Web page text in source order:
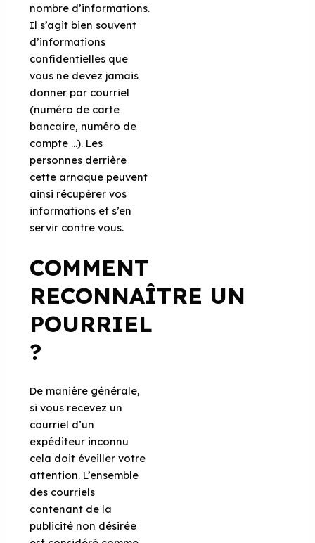
nombre d’informations.
Il s’agit bien souvent
d’informations
confidentielles que
vous ne devez jamais
donner par courriel
(numéro de carte
bancaire, numéro de
compte …). Les
personnes derrière
cette arnaque peuvent
ainsi récupérer vos
informations et s’en
servir contre vous.
COMMENT
RECONNAÎTRE UN
POURRIEL
?
De manière générale,
si vous recevez un
courriel d’un
expéditeur inconnu
cela doit éveiller votre
attention. L’ensemble
des courriels
contenant de la
publicité non désirée